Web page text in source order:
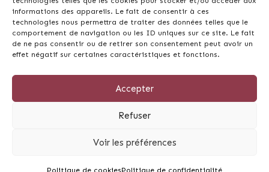
informations des appareils. Le fait de consentir à ces
technologies nous permettra de traiter des données telles que le
comportement de navigation ou les ID uniques sur ce site. Le fait
de ne pas consentir ou de retirer son consentement peut avoir un
effet négatif sur certaines caractéristiques et fonctions.
Accepter
Refuser
Voir les préférences
Politique de cookiesPolitique de confidentialité
Remise du Prix Saint-Yves le vendredi 13 mai 2022
en la…
Prier 15 jours avec saint Yves
L’actualité de saint Yves par Me Yves Avril
© 2026 Fonds St-Yves - Tous droits réservés -
Réalisation du Site Internet -Skill Designà Lannion